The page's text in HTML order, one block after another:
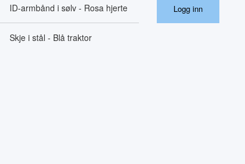
ID-armbånd i sølv - Rosa hjerte
Skje i stål - Blå traktor